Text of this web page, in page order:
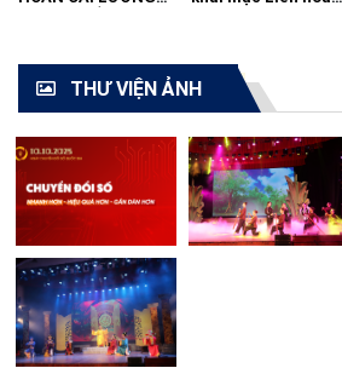
THƯ VIỆN ẢNH